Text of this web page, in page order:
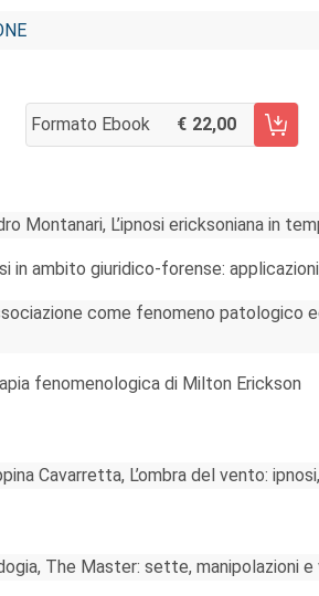
Formato Ebook 22,00
AGGIUNGI AL CARRELLO FASCICOLO
Montanari, L’ipnosi ericksoniana in
in ambito giuridico-forense:
come fenomeno patologico
fenomenologica di Milton Erickson
Cavarretta, L’ombra del vento:
The Master: sette, manipolazioni